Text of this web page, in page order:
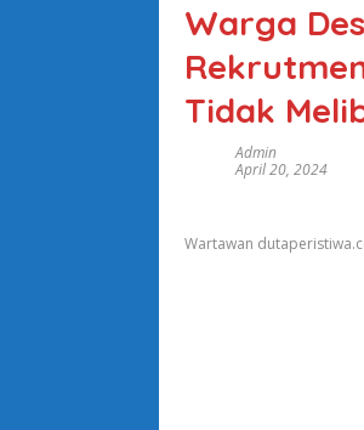
Warga
Tidak
Admin
April 20, 2024
Wartawan